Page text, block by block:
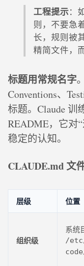
工程提示：
则，不要急
长，规则被
精简文件，
标题用常规名字
Conventions、
标题。Claude 训
README，它对
稳定的认知。
CLAUDE.md 文
层级 位置
组织级
系统
/